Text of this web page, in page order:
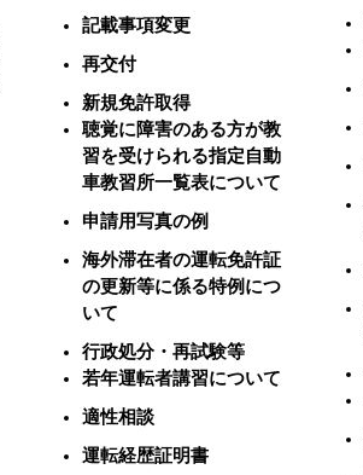
記載事項変更
再交付
新規免許取得
聴覚に障害のある方が教
習を受けられる指定自動
車教習所一覧表について
申請用写真の例
海外滞在者の運転免許証
の更新等に係る特例につ
いて
行政処分・再試験等
若年運転者講習について
適性相談
運転経歴証明書